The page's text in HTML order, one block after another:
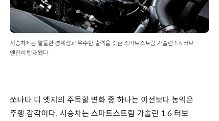
시승차에는 알뜰한 경제성과 우수한 출력을 갖춘 스마트스트림 가솔린 1.6 터보
엔진이 탑재됐다
쏘나타 디 엣지의 주목할 변화 중 하나는 이전보다 농익은
주행 감각이다. 시승차는 스마트스트림 가솔린 1.6 터보